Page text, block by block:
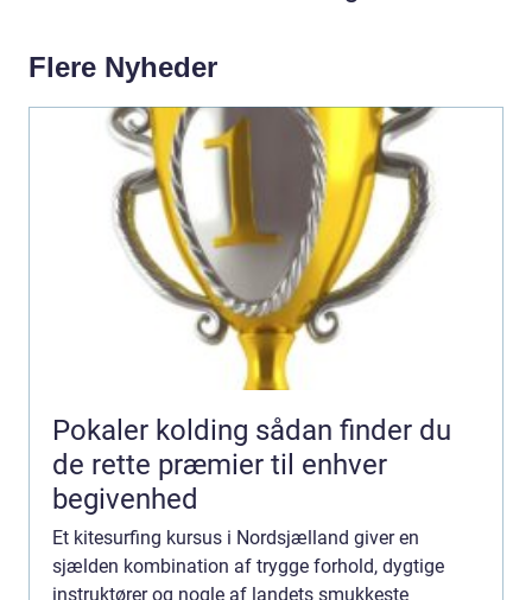
Flere Nyheder
Pokaler kolding sådan finder du
de rette præmier til enhver
begivenhed
Et kitesurfing kursus i Nordsjælland giver en
sjælden kombination af trygge forhold, dygtige
instruktører og nogle af landets smukkeste